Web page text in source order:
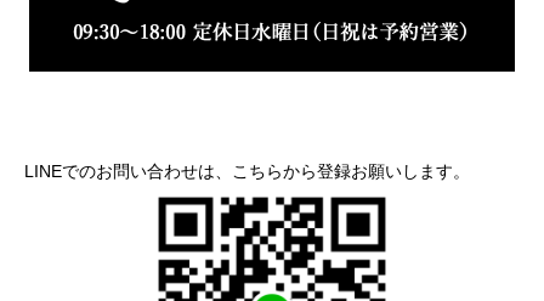
LINEでのお問い合わせは、こちらから登録お願いします。